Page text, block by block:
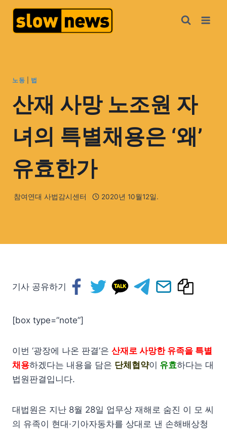
노동 법
산재 사망 노조원 자
녀의 특별채용은 ‘왜’
유효한가
참여연대 사법감시센터 2020년 10월12일.
기사 공유하기
[box type=”note”]
이번 ‘광장에 나온 판결’은 산재로 사망한 유족을 특별
채용하겠다는 내용을 담은 단체협약이 유효하다는 대
법원판결입니다.
대법원은 지난 8월 28일 업무상 재해로 숨진 이 모 씨
의 유족이 현대·기아자동차를 상대로 낸 손해배상청